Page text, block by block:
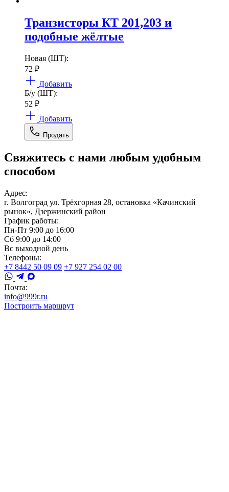
Транзисторы КТ 201,203 и
подобные жёлтые
Новая (ШТ):
72 ₽
Добавить
Б/у (ШТ):
52 ₽
Добавить
Продать
Свяжитесь с нами любым удобным
способом
Адрес:
г. Волгоград ул. Трёхгорная 28, остановка «Качинский
рынок», Дзержинский район
График работы:
Пн-Пт 9:00 до 16:00
Сб 9:00 до 14:00
Вс выходной день
Телефоны:
+7 8442 50 09 09 +7 927 254 02 00
Почта:
info@999r.ru
Построить маршрут